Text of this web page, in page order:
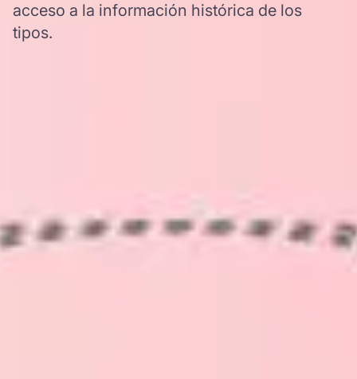
acceso a la información histórica de los
tipos.